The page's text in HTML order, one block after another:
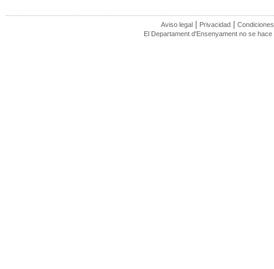
Aviso legal | Privacidad |
El Departament d'Ensenyament no se